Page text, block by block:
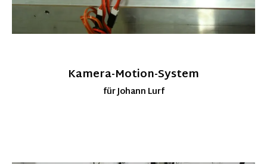
Kamera-Motion-System
für Johann Lurf